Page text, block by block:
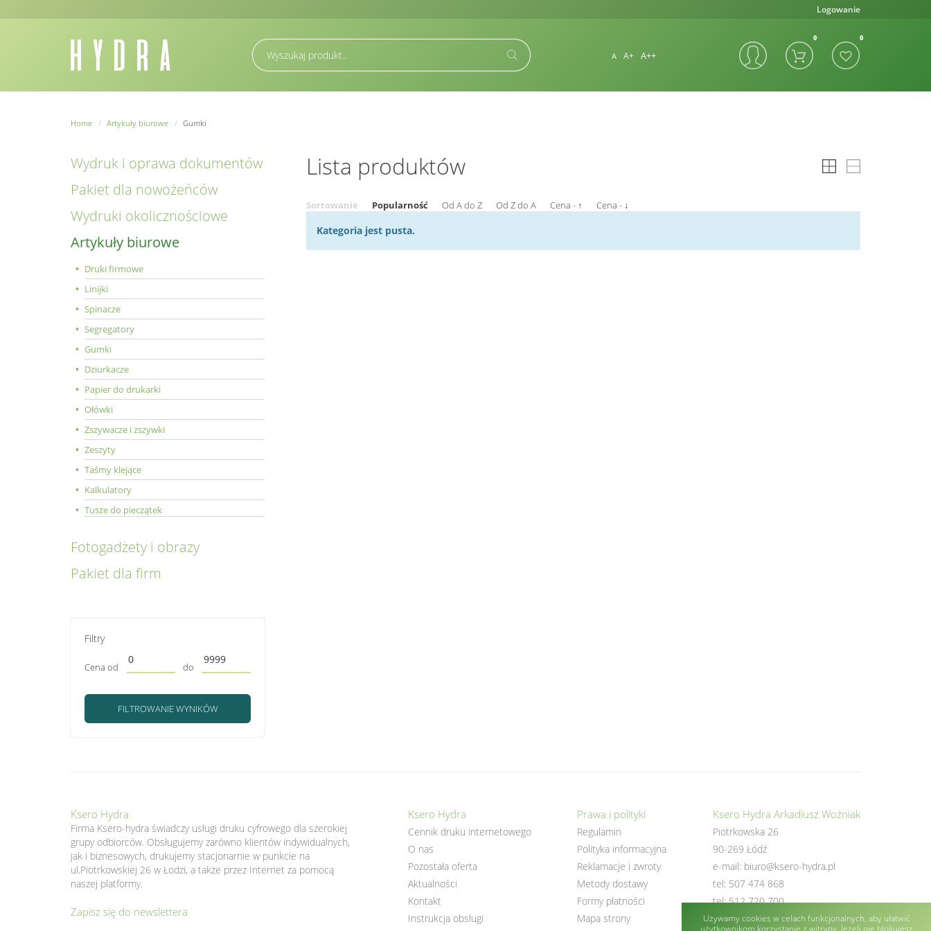
Używamy cookies w celach funkcjonalnych, aby ułatwić
Logowanie
A A+ A++
Home Artykuły biurowe Gumki
Wydruk i oprawa dokumentów
Pakiet dla nowożeńców
Wydruki okolicznościowe
Artykuły biurowe
Druki firmowe
Linijki
Spinacze
Segregatory
Gumki
Dziurkacze
Papier do drukarki
Ołówki
Zszywacze i zszywki
Zeszyty
Taśmy klejące
Kalkulatory
Tusze do pieczątek
Fotogadżety i obrazy
Pakiet dla firm
Filtry
Cena od do
FILTROWANIE WYNIKÓW
Lista produktów
Sortowanie Popularność Od A do Z Od Z do A Cena - ↑ Cena - ↓
Kategoria jest pusta.
Ksero Hydra
Firma Ksero-hydra świadczy usługi druku cyfrowego dla szerokiej
grupy odbiorców. Obsługujemy zarówno klientów indywidualnych,
jak i biznesowych, drukujemy stacjonarnie w punkcie na
ul.Piotrkowskiej 26 w Łodzi, a także przez Internet za pomocą
naszej platformy.
Zapisz się do newslettera
Ksero Hydra
Cennik druku internetowego
O nas
Pozostała oferta
Aktualności
Kontakt
Instrukcja obsługi
Prawa i polityki
Regulamin
Polityka informacyjna
Reklamacje i zwroty
Metody dostawy
Formy płatności
Mapa strony
Ksero Hydra Arkadiusz Woźniak
Piotrkowska 26
90-269 Łódź
e-mail: biuro@ksero-hydra.pl
tel: 507 474 868
tel: 512 720 700